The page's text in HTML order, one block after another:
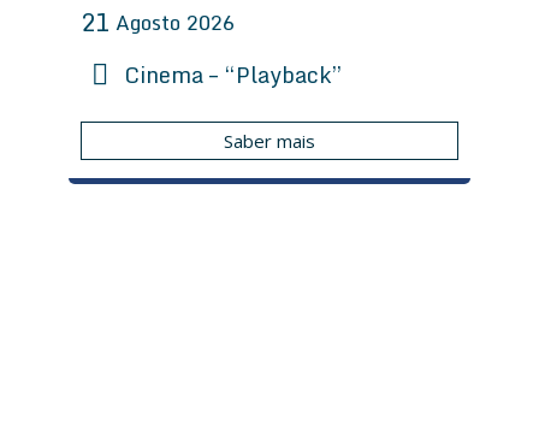
21 Agosto 2026
Cinema – “Playback”
Saber mais